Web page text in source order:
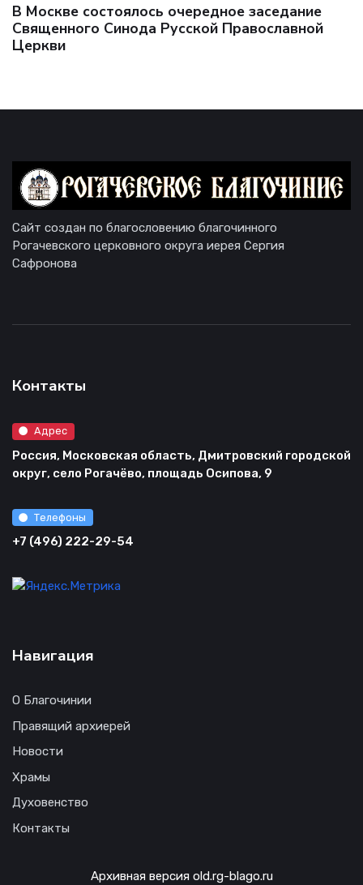
В Москве состоялось очередное заседание
Священного Синода Русской Православной
Церкви
Сайт создан по благословению благочинного
Рогачевского церковного округа иерея Сергия
Сафронова
Контакты
Адрес
Россия, Московская область, Дмитровский городской
округ, село Рогачёво, площадь Осипова, 9
Телефоны
+7 (496) 222-29-54
Навигация
О Благочинии
Правящий архиерей
Новости
Храмы
Духовенство
Контакты
Архивная версия old.rg-blago.ru